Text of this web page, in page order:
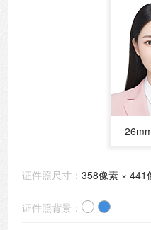
证件照尺寸：358像素 × 441
证件照背景：